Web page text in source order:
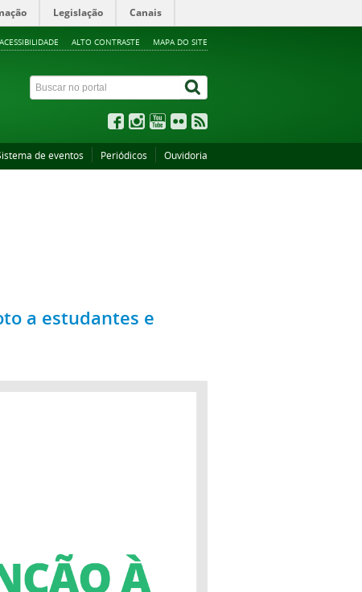
Legislação Canais
ACESSIBILIDADE ALTO CONTRASTE MAPA DO SITE
de eventos Periódicos Ouvidoria
a estudantes e